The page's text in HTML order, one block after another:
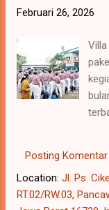
Februari 26, 2026
dan
Posting Komentar
Location: Jl. Ps.
RT.02/RW.03,